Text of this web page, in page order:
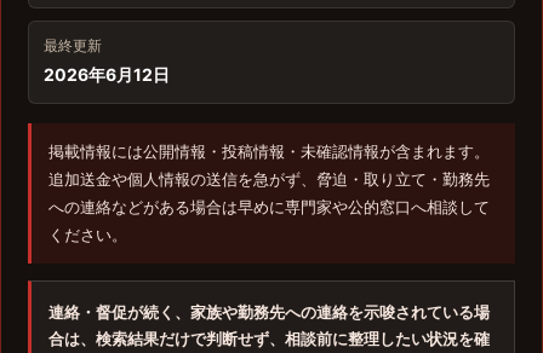
最終更新
2026年6月12日
掲載情報には公開情報・投稿情報・未確認情報が含まれます。
追加送金や個人情報の送信を急がず、脅迫・取り立て・勤務先
への連絡などがある場合は早めに専門家や公的窓口へ相談して
ください。
連絡・督促が続く、家族や勤務先への連絡を示唆されている場
合は、検索結果だけで判断せず、相談前に整理したい状況を確